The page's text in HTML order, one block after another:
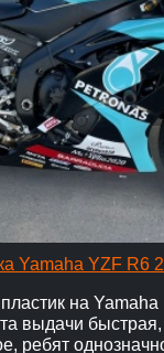
Yamaha YZF R6
на Yamaha
выдачи быстрая,
ребят